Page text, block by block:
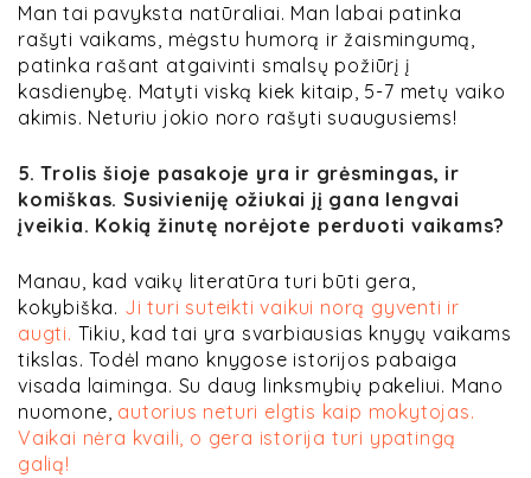
Man tai pavyksta natūraliai. Man labai patinka
rašyti vaikams, mėgstu humorą ir žaismingumą,
patinka rašant atgaivinti smalsų požiūrį į
kasdienybę. Matyti viską kiek kitaip, 5-7 metų vaiko
akimis. Neturiu jokio noro rašyti suaugusiems!
5. Trolis šioje pasakoje yra ir grėsmingas, ir
komiškas. Susivieniję ožiukai jį gana lengvai
įveikia. Kokią žinutę norėjote perduoti vaikams?
Manau, kad vaikų literatūra turi būti gera,
kokybiška. Ji turi suteikti vaikui norą gyventi ir
augti. Tikiu, kad tai yra svarbiausias knygų vaikams
tikslas. Todėl mano knygose istorijos pabaiga
visada laiminga. Su daug linksmybių pakeliui. Mano
nuomone, autorius neturi elgtis kaip mokytojas.
Vaikai nėra kvaili, o gera istorija turi ypatingą
galią!